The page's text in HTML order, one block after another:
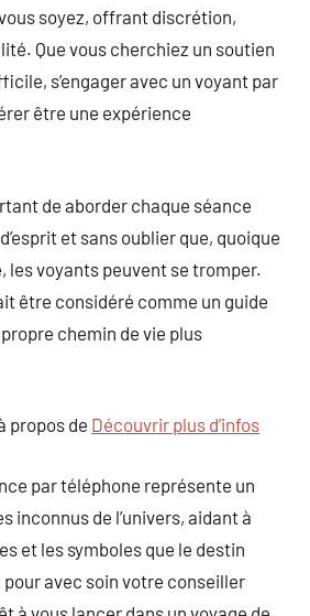
soyez, offrant discrétion,
Que vous cherchiez un soutien
s’engager avec un voyant par
être une expérience
de aborder chaque séance
et sans oublier que, quoique
les voyants peuvent se tromper.
être considéré comme un guide
chemin de vie plus
propos de Découvrir plus d’infos
par téléphone représente un
inconnus de l’univers, aidant à
et les symboles que le destin
avec soin votre conseiller